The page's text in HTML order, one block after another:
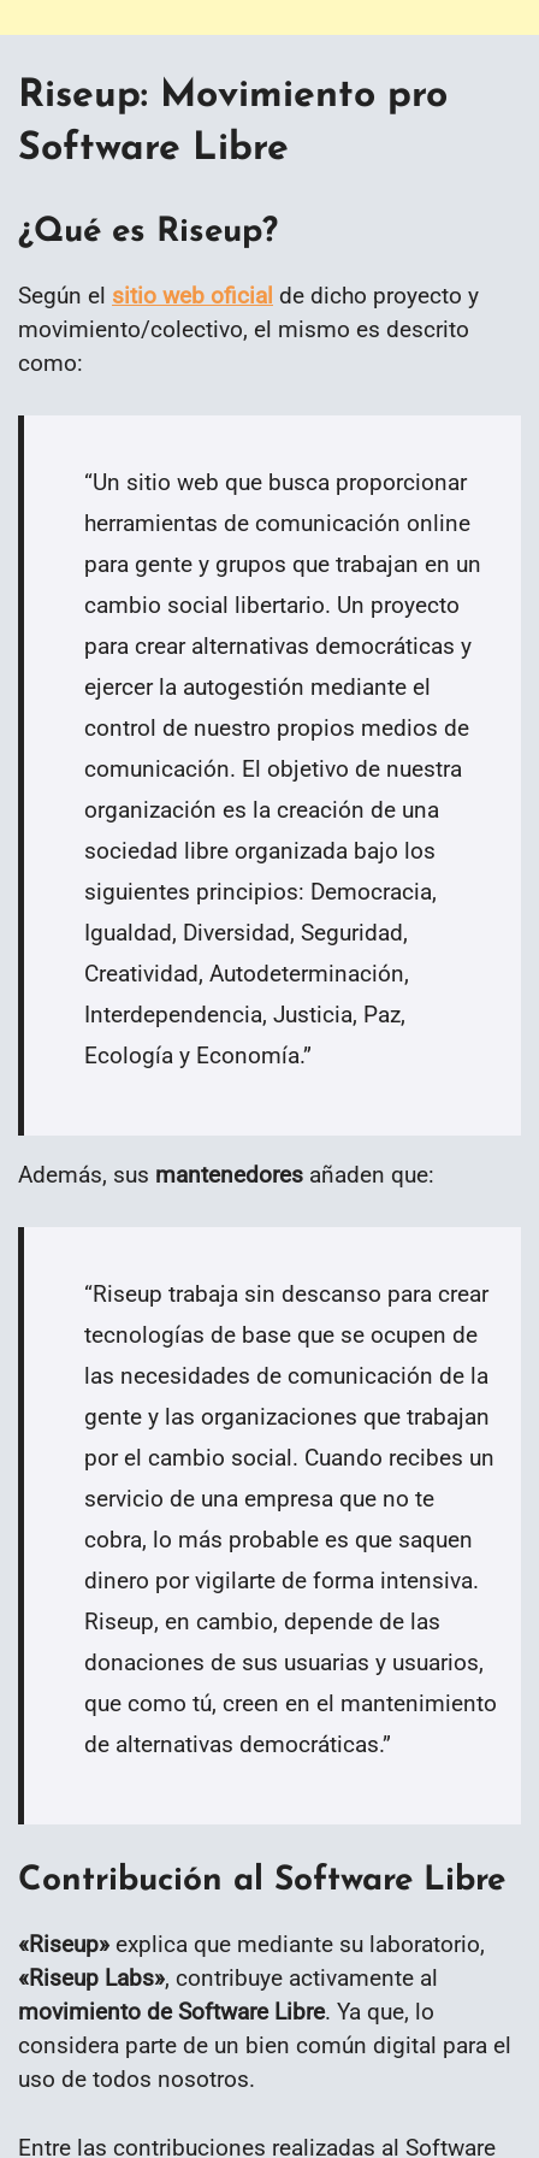
Riseup: Movimiento pro
Software Libre
¿Qué es Riseup?
Según el sitio web oficial de dicho proyecto y
movimiento/colectivo, el mismo es descrito
como:
“Un sitio web que busca proporcionar
herramientas de comunicación online
para gente y grupos que trabajan en un
cambio social libertario. Un proyecto
para crear alternativas democráticas y
ejercer la autogestión mediante el
control de nuestro propios medios de
comunicación. El objetivo de nuestra
organización es la creación de una
sociedad libre organizada bajo los
siguientes principios: Democracia,
Igualdad, Diversidad, Seguridad,
Creatividad, Autodeterminación,
Interdependencia, Justicia, Paz,
Ecología y Economía.”
Además, sus mantenedores añaden que:
“Riseup trabaja sin descanso para crear
tecnologías de base que se ocupen de
las necesidades de comunicación de la
gente y las organizaciones que trabajan
por el cambio social. Cuando recibes un
servicio de una empresa que no te
cobra, lo más probable es que saquen
dinero por vigilarte de forma intensiva.
Riseup, en cambio, depende de las
donaciones de sus usuarias y usuarios,
que como tú, creen en el mantenimiento
de alternativas democráticas.”
Contribución al Software Libre
«Riseup» explica que mediante su laboratorio,
«Riseup Labs», contribuye activamente al
movimiento de Software Libre. Ya que, lo
considera parte de un bien común digital para el
uso de todos nosotros.
Entre las contribuciones realizadas al Software